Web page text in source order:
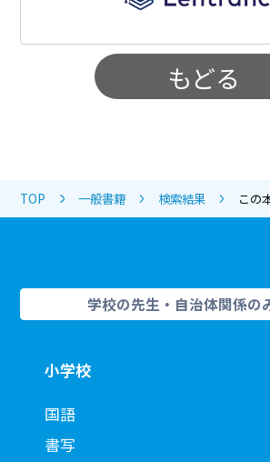
もどる
TOP 一般書籍 検索結果 この
学校の先生・自治体関係の
小学校
国語
書写